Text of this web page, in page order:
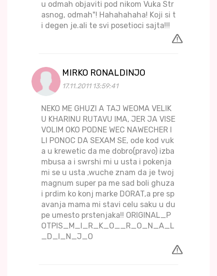
u odmah objaviti pod nikom Vuka Str
asnog, odmah"! Hahahahaha! Koji si t
i degen je.ali te svi posetioci sajta!!!
MIRKO RONALDINJO
17.11.2011 13:59:41
NEKO ME GHUZI A TAJ WEOMA VELIK
U KHARINU RUTAVU IMA, JER JA VISE
VOLIM OKO PODNE WEC NAWECHER I
LI PONOC DA SEXAM SE, ode kod vuk
a u krewetic da me dobro(pravo) izba
mbusa a i swrshi mi u usta i pokenja
mi se u usta ,wuche znam da je twoj
magnum super pa me sad boli ghuza
i prdim ko konj marke DORAT,a pre sp
avanja mama mi stavi celu saku u du
pe umesto prstenjaka!! ORIGINAL_P
OTPIS_M_I_R_K_O__R_O_N_A_L
_D_I_N_J_O